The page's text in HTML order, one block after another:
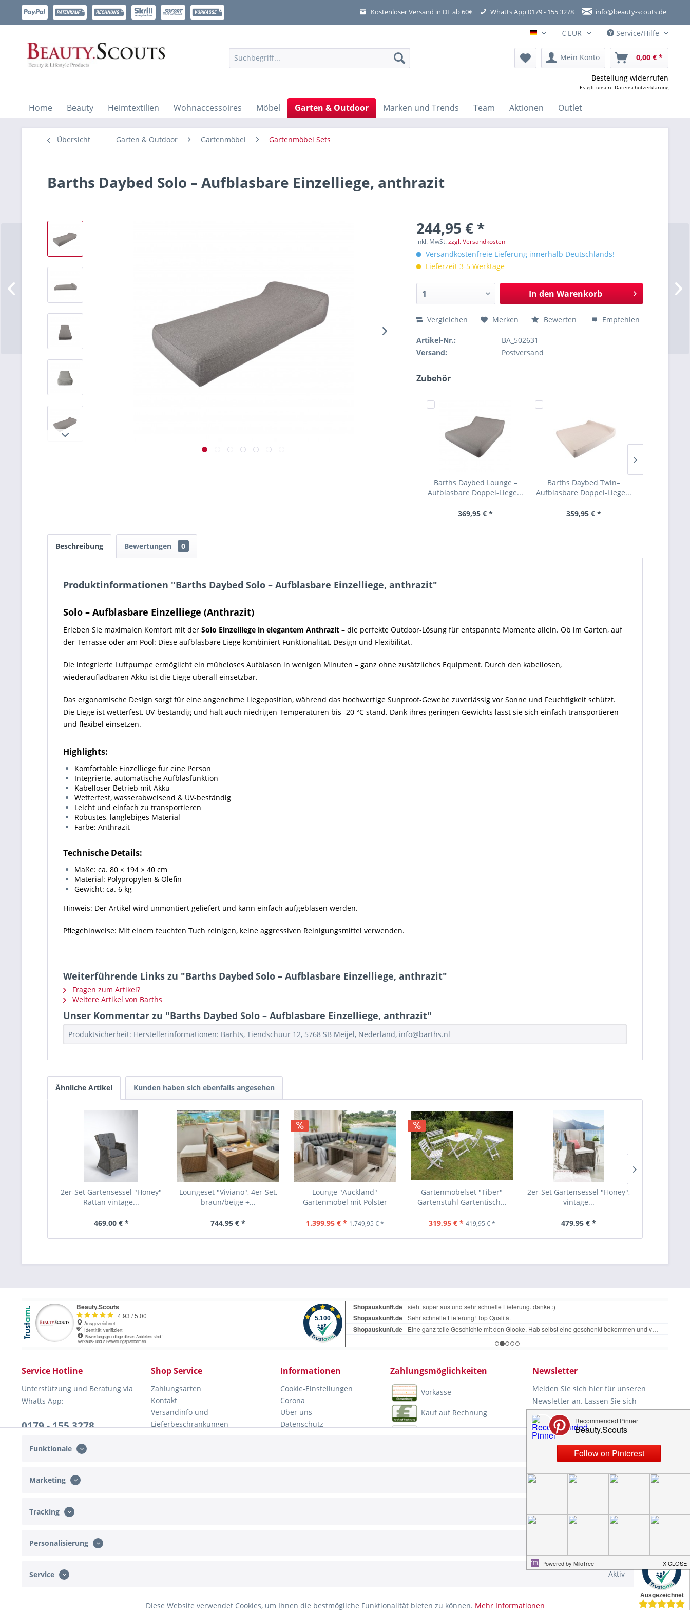
Kostenloser Versand in DE ab 60€ Whatts App 0179 - 155 3278 info@beauty-scouts.de
Hauptshop Deutsch Service/Hilfe
Mein Konto 0,00 € *
Bestellung widerrufen
Es gilt unsere Datenschutzerklärung
Home Beauty Heimtextilien Wohnaccessoires Möbel Garten & Outdoor Marken und Trends Team Aktionen Outlet
Übersicht Garten & Outdoor Gartenmöbel Gartenmöbel Sets
Barths Daybed Solo – Aufblasbare Einzelliege, anthrazit
244,95 € *
inkl. MwSt.zzgl. Versandkosten
Versandkostenfreie Lieferung innerhalb Deutschlands!
Lieferzeit 3-5 Werktage
In den Warenkorb
Vergleichen Merken Bewerten Empfehlen
Artikel-Nr.:
BA_502631
Versand:
Postversand
Zubehör
Barths Daybed Lounge –
Aufblasbare Doppel-Liege...
369,95 € *
Barths Daybed Twin–
Aufblasbare Doppel-Liege...
359,95 € *
Beschreibung Bewertungen 0
Produktinformationen "Barths Daybed Solo – Aufblasbare Einzelliege, anthrazit"
Solo – Aufblasbare Einzelliege (Anthrazit)
Erleben Sie maximalen Komfort mit der Solo Einzelliege in elegantem Anthrazit – die perfekte Outdoor-Lösung für entspannte Momente allein. Ob im Garten, auf
der Terrasse oder am Pool: Diese aufblasbare Liege kombiniert Funktionalität, Design und Flexibilität.
Die integrierte Luftpumpe ermöglicht ein müheloses Aufblasen in wenigen Minuten – ganz ohne zusätzliches Equipment. Durch den kabellosen,
wiederaufladbaren Akku ist die Liege überall einsetzbar.
Das ergonomische Design sorgt für eine angenehme Liegeposition, während das hochwertige Sunproof-Gewebe zuverlässig vor Sonne und Feuchtigkeit schützt.
Die Liege ist wetterfest, UV-beständig und hält auch niedrigen Temperaturen bis -20 °C stand. Dank ihres geringen Gewichts lässt sie sich einfach transportieren
und flexibel einsetzen.
Highlights:
Komfortable Einzelliege für eine Person
Integrierte, automatische Aufblasfunktion
Kabelloser Betrieb mit Akku
Wetterfest, wasserabweisend & UV-beständig
Leicht und einfach zu transportieren
Robustes, langlebiges Material
Farbe: Anthrazit
Technische Details:
Maße: ca. 80 × 194 × 40 cm
Material: Polypropylen & Olefin
Gewicht: ca. 6 kg
Hinweis: Der Artikel wird unmontiert geliefert und kann einfach aufgeblasen werden.
Pflegehinweise: Mit einem feuchten Tuch reinigen, keine aggressiven Reinigungsmittel verwenden.
Weiterführende Links zu "Barths Daybed Solo – Aufblasbare Einzelliege, anthrazit"
Fragen zum Artikel?
Weitere Artikel von Barths
Unser Kommentar zu "Barths Daybed Solo – Aufblasbare Einzelliege, anthrazit"
Produktsicherheit: Herstellerinformationen: Barhts, Tiendschuur 12, 5768 SB Meijel, Nederland, info@barths.nl
Ähnliche Artikel Kunden haben sich ebenfalls angesehen
2er-Set Gartensessel "Honey"
Rattan vintage...
469,00 € *
Loungeset "Viviano", 4er-Set,
braun/beige +...
744,95 € *
Lounge "Auckland"
Gartenmöbel mit Polster
1.399,95 € * 1.749,95 € *
Gartenmöbelset "Tiber"
Gartenstuhl Gartentisch...
319,95 € * 419,95 € *
2er-Set Gartensessel "Honey",
vintage...
479,95 € *
Service Hotline
Unterstützung und Beratung via
Whatts App:
0179 - 155 3278
Fr, 10:00 - 13:00 Uhr
Shop Service
Zahlungsarten
Kontakt
Versandinfo und
Lieferbeschränkungen
Informationen
Cookie-Einstellungen
Corona
Über uns
Datenschutz
Zahlungsmöglichkeiten
Vorkasse
Kauf auf Rechnung
Newsletter
Melden Sie sich hier für unseren
Newsletter an. Lassen Sie sich
rechtzeitig und automatisch über
unsere News und aktuellen
Angebote informieren. Ihre Daten
werden nicht an Dritte
weitergegeben. Eine Abmeldung ist
jederzeit möglich.
Die Datenschutzerklärung
habe ich
* Alle Preise inkl. gesetzl. Mehrwertsteuer zzgl.Versandkostenund ggf. Nachnahmegebühren, wenn nicht anders beschrieben
Funktionale Aktiv
Marketing Aktiv
Tracking
Personalisierung
Service Aktiv
Diese Website verwendet Cookies, um Ihnen die bestmögliche Funktionalität bieten zu können. Mehr Informationen